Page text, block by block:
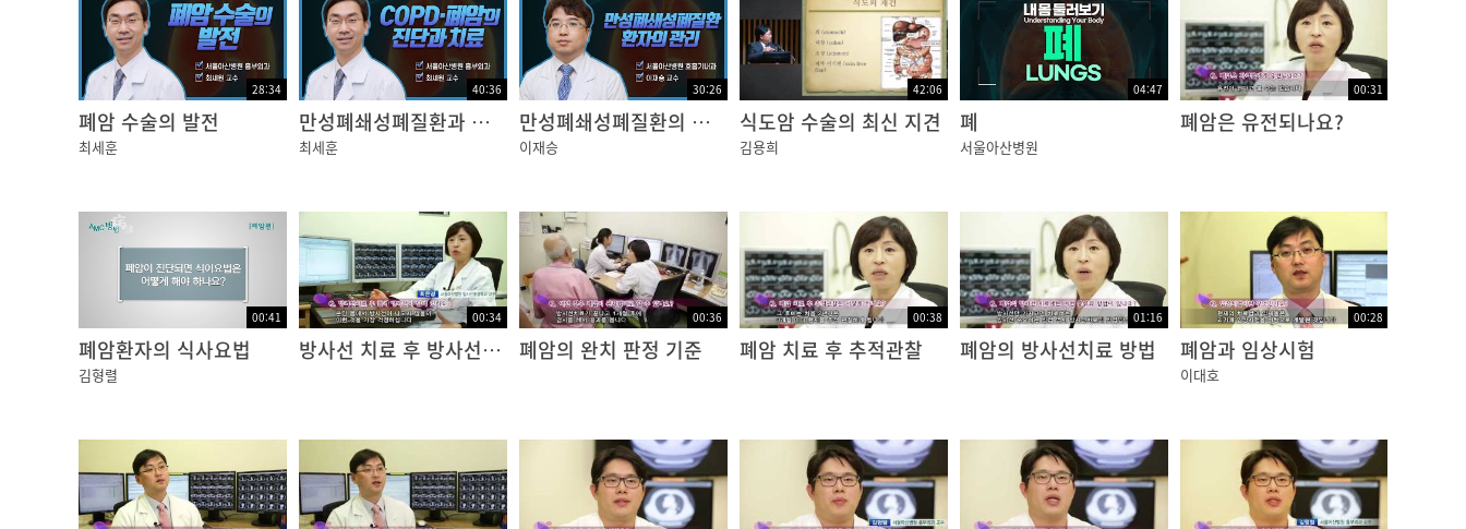
28:34
폐암 수술의 발전
최세훈
40:36
만성폐쇄성폐질환과 폐암의 수술적 치료
최세훈
30:26
만성폐쇄성폐질환의 진단과 치료
이재승
42:06
식도암 수술의 최신 지견
김용희
04:47
폐
서울아산병원
00:31
폐암은 유전되나요?
00:41
폐암환자의 식사요법
김형렬
00:34
방사선 치료 후 방사선 잔존량
00:36
폐암의 완치 판정 기준
00:38
폐암 치료 후 추적관찰
01:16
폐암의 방사선치료 방법
00:28
폐암과 임상시험
이대호